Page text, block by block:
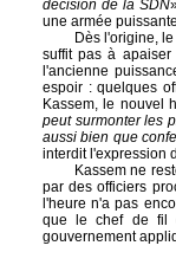
décision de la SDN
une armée
Dès l'origine,
suffit pas à apaiser
l'ancienne
espoir : quelques
Kassem, le nouvel
peut surmonter les
aussi bien que
interdit l'expression
Kassem ne
par des officiers
l'heure n'a pas
que le chef de fil
gouvernement